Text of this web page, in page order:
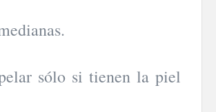
sólo si tienen la piel